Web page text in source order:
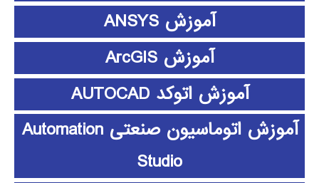
آموزش ANSYS
آموزش ArcGIS
آموزش اتوکد AUTOCAD
آموزش اتوماسیون صنعتی Automation
Studio